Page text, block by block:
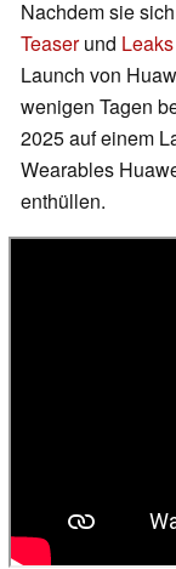
Nachdem sie
Teaserund Leaks
Launch von
wenigen Tagen
2025 auf einem
Wearables
enthüllen.